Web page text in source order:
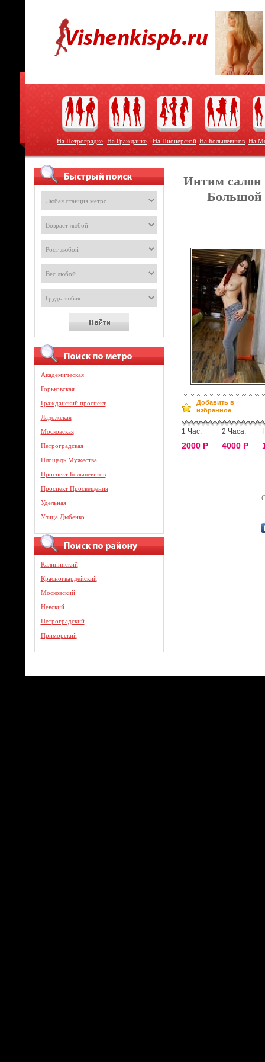
На Петроградке На Гражданке На Пионерской На Большевиков На
Академическая
Горьковская
Гражданский проспект
Ладожская
Московская
Петроградская
Площадь Мужества
Проспект Большевиков
Проспект Просвещения
Удельная
Улица Дыбенко
Калининский
Красногвардейский
Московский
Невский
Петроградский
Приморский
Интим салон
Большой
Добавить в
избранное
1 Час:
2000 Р
2 Часа:
4000 Р